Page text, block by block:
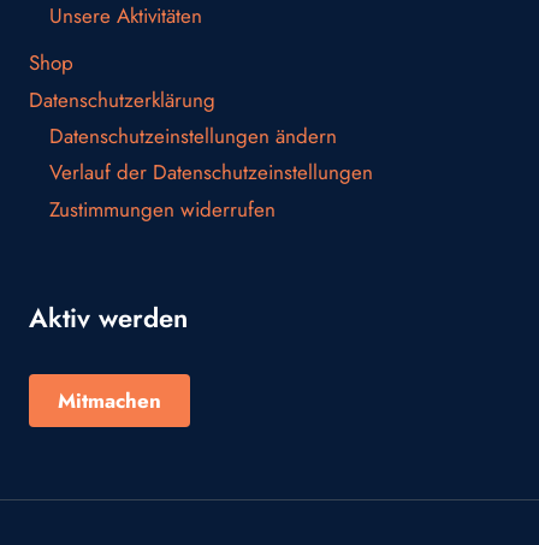
Unsere Aktivitäten
Shop
Datenschutzerklärung
Datenschutzeinstellungen ändern
Verlauf der Datenschutzeinstellungen
Zustimmungen widerrufen
Aktiv werden
Mitmachen